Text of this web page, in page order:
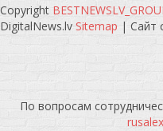
Copyright
DigitalNews.lv Sitemap | Сайт
По вопросам